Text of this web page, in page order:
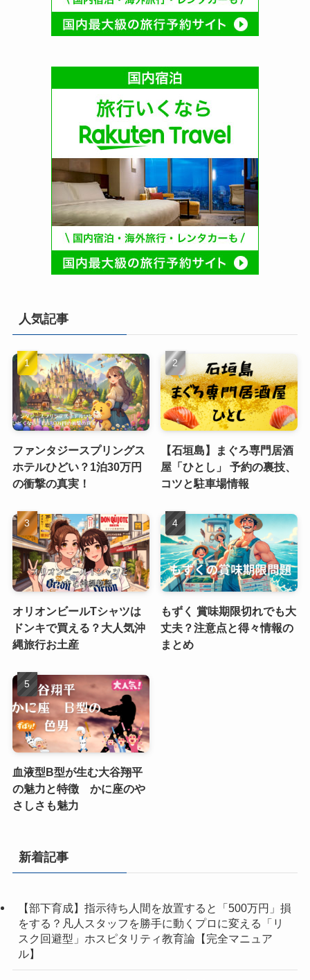
人気記事
ファンタジースプリングス
ホテルひどい？1泊30万円
の衝撃の真実！
【石垣島】まぐろ専門居酒
屋「ひとし」 予約の裏技、
コツと駐車場情報
オリオンビールTシャツは
ドンキで買える？大人気沖
縄旅行お土産
もずく 賞味期限切れでも大
丈夫？注意点と得々情報の
まとめ
血液型B型が生む大谷翔平
の魅力と特徴 かに座のや
さしさも魅力
新着記事
【部下育成】指示待ち人間を放置すると「500万円」損
をする？凡人スタッフを勝手に動くプロに変える「リ
スク回避型」ホスピタリティ教育論【完全マニュア
ル】